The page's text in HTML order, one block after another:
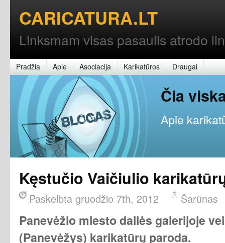
CARICATURA.LT
Linksmam visas pasaulis atrodo
Pradžia Apie Asociacija Karikatūros Draugai
Čia
Apie
Kęstučio Vaičiulio
Paskelbta gruodžio 7th, 2012 Šarūnas
Panevėžio miesto dailės galerijoje
(Panevėžys) karikatūrų paroda.